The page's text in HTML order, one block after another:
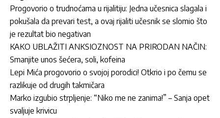
Progovorio o trudnoćama u rijalitiju: Jedna učesnica slagala i
pokušala da prevari test, a ovaj rijaliti učesnik se slomio što
je rezultat bio negativan
KAKO UBLAŽITI ANKSIOZNOST NA PRIRODAN NAČIN:
Smanjite unos šećera, soli, kofeina
Lepi Mića progovorio o svojoj porodici! Otkrio i po čemu se
razlikuje od drugih takmičara
Marko izgubio strpljenje: “Niko me ne zanima!” – Sanja opet
svaljuje krivicu